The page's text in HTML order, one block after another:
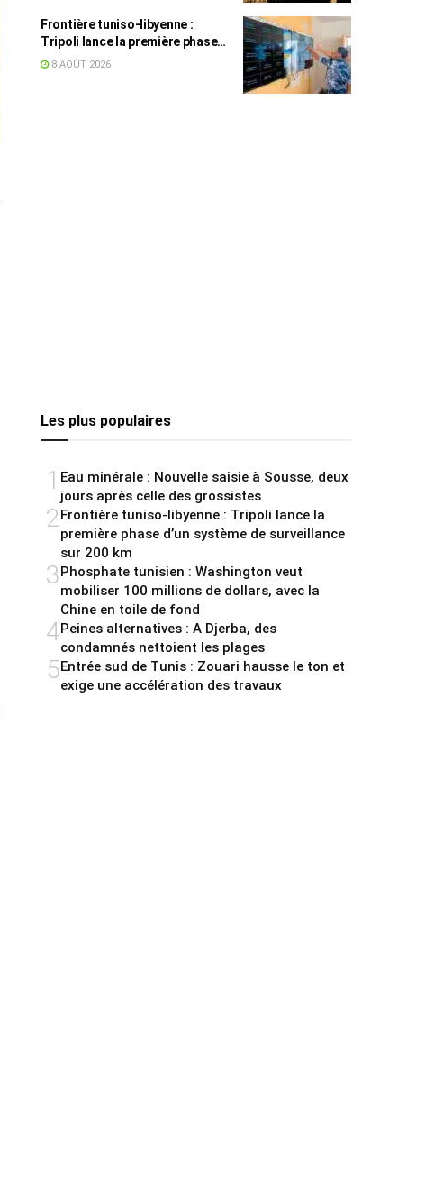
Frontière tuniso-libyenne :
Tripoli lance la première phase
d’un système de surveillance sur
8 AOÛT 2026
Les plus populaires
1 Eau minérale : Nouvelle saisie à Sousse, deux
jours après celle des grossistes
2Frontière tuniso-libyenne : Tripoli lance la
première phase d’un système de surveillance
sur 200 km
3Phosphate tunisien : Washington veut
mobiliser 100 millions de dollars, avec la
Chine en toile de fond
4Peines alternatives : A Djerba, des
condamnés nettoient les plages
5Entrée sud de Tunis : Zouari hausse le ton et
exige une accélération des travaux